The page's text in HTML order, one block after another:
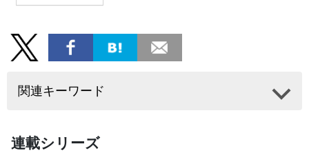
関連キーワード
連載シリーズ